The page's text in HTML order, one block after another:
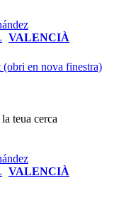
VALENCIÀ
en nova finestra)
teua cerca
VALENCIÀ